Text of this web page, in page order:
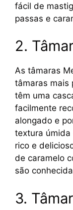
fácil de
passas e
2.
As tâmaras
tâmaras mais
têm uma
facilmente
alongado e
textura úmida
rico e
de caramelo
são
3.